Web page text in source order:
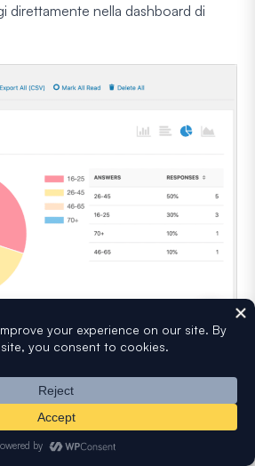
direttamente nella dashboard di
report dei sondaggi per
crei, anche se non l'hai
come sondaggio. E puoi anche
dei sondaggi dopo aver ricevuto le